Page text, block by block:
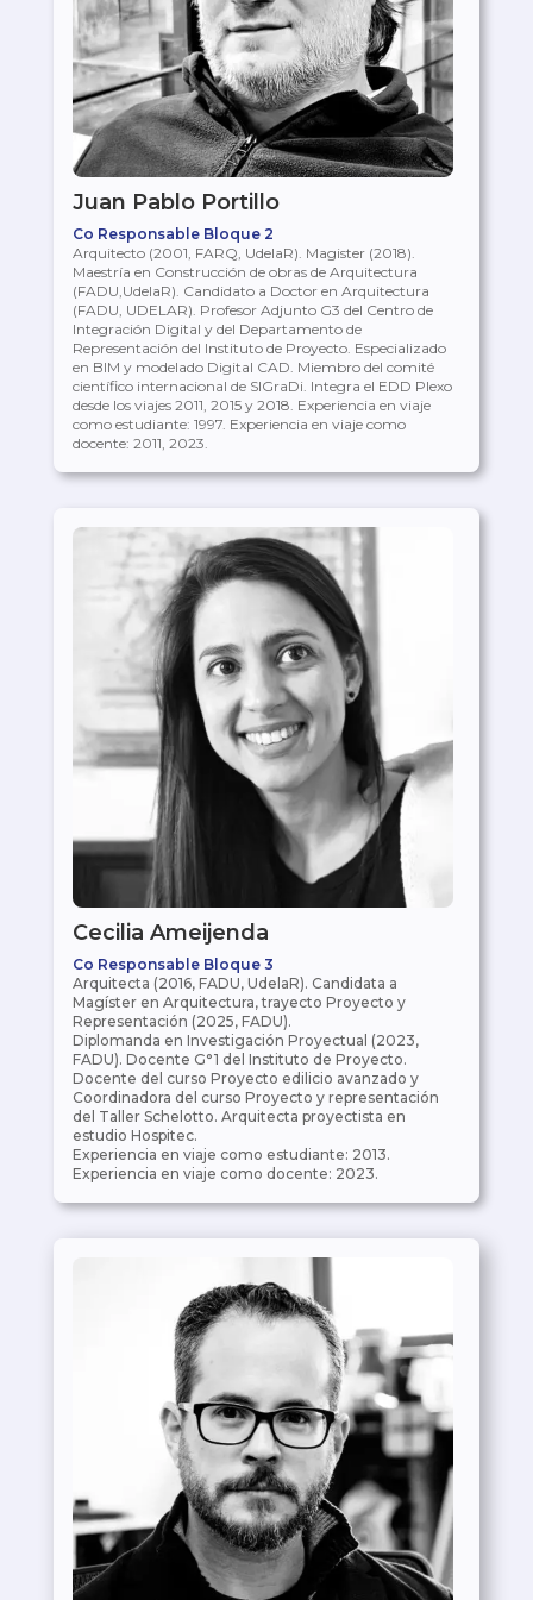
Juan Pablo Portillo
Co Responsable Bloque 2
Arquitecto (2001, FARQ, UdelaR). Magister (2018).
Maestría en Construcción de obras de Arquitectura
(FADU,UdelaR). Candidato a Doctor en Arquitectura
(FADU, UDELAR). Profesor Adjunto G3 del Centro de
Integración Digital y del Departamento de
Representación del Instituto de Proyecto. Especializado
en BIM y modelado Digital CAD. Miembro del comité
científico internacional de SIGraDi. Integra el EDD Plexo
desde los viajes 2011, 2015 y 2018. Experiencia en viaje
como estudiante: 1997. Experiencia en viaje como
docente: 2011, 2023.
Cecilia Ameijenda
Co Responsable Bloque 3
Arquitecta (2016, FADU, UdelaR). Candidata a
Magíster en Arquitectura, trayecto Proyecto y
Representación (2025, FADU).
Diplomanda en Investigación Proyectual (2023,
FADU). Docente G°1 del Instituto de Proyecto.
Docente del curso Proyecto edilicio avanzado y
Coordinadora del curso Proyecto y representación
del Taller Schelotto. Arquitecta proyectista en
estudio Hospitec.
Experiencia en viaje como estudiante: 2013.
Experiencia en viaje como docente: 2023.